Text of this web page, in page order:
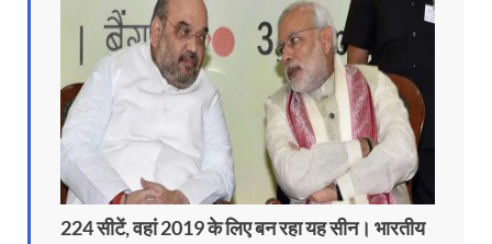
224 सीटें, वहां 2019 के लिए बन रहा यह सीन। भारतीय